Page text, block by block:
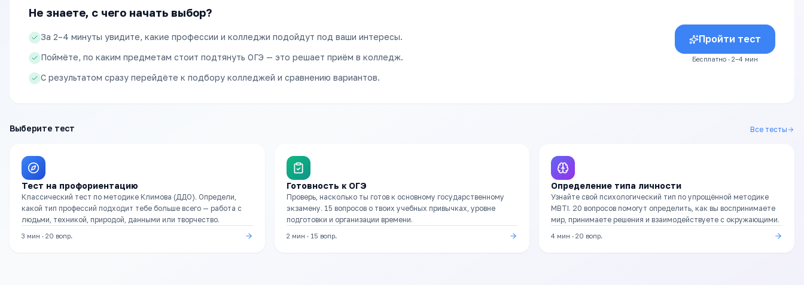
Не знаете, с чего начать выбор?
За 2–4 минуты увидите, какие профессии и колледжи подойдут под ваши интересы.
Поймёте, по каким предметам стоит подтянуть ОГЭ — это решает приём в колледж.
С результатом сразу перейдёте к подбору колледжей и сравнению вариантов.
Пройти тест
Бесплатно · 2–4 мин
Выберите тест Все тесты
Тест на профориентацию
Классический тест по методике Климова (ДДО). Определи,
какой тип профессий подходит тебе больше всего — работа с
людьми, техникой, природой, данными или творчество.
3 мин · 20 вопр.
Готовность к ОГЭ
Проверь, насколько ты готов к основному государственному
экзамену. 15 вопросов о твоих учебных привычках, уровне
подготовки и организации времени.
2 мин · 15 вопр.
Определение типа личности
Узнайте свой психологический тип по упрощённой методике
MBTI. 20 вопросов помогут определить, как вы воспринимаете
мир, принимаете решения и взаимодействуете с окружающими.
4 мин ·20 вопр.